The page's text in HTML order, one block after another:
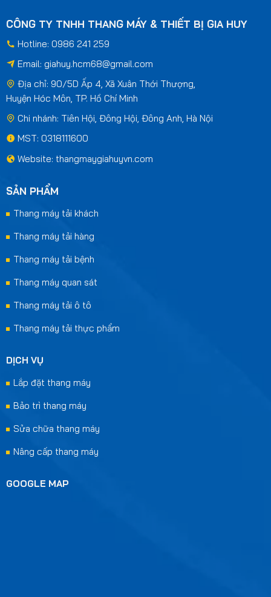
CÔNG TY TNHH THANG MÁY & THIẾT BỊ GIA HUY
Hotline: 0986 241 259
Email: giahuy.hcm68@gmail.com
Địa chỉ: 90/5D Ấp 4, Xã Xuân Thới Thượng,
Huyện Hóc Môn, TP. Hồ Chí Minh
Chi nhánh: Tiên Hội, Đông Hội, Đông Anh, Hà Nội
MST: 0318111600
Website: thangmaygiahuyvn.com
SẢN PHẨM
Thang máy tải khách
Thang máy tải hàng
Thang máy tải bệnh
Thang máy quan sát
Thang máy tải ô tô
Thang máy tải thực phẩm
DỊCH VỤ
Lắp đặt thang máy
Bảo trì thang máy
Sửa chữa thang máy
Nâng cấp thang máy
GOOGLE MAP